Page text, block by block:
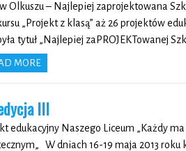
w Olkuszu – Najlepiej zaprojektowana
„Projekt z klasą” aż 26 projektów
tytuł „Najlepiej zaPROJEKTowanej
MORE
III
edukacyjny Naszego Liceum „Każdy
W dniach 16-19 maja 2013 roku